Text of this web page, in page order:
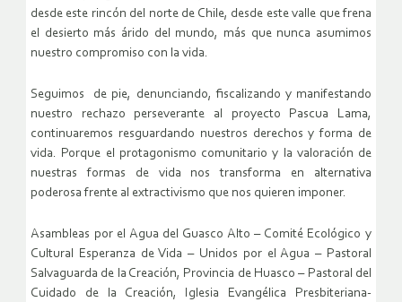
desde este rincón del norte de Chile, desde este valle que frena
el desierto más árido del mundo, más que nunca asumimos
nuestro compromiso con la vida.
Seguimos de pie, denunciando, fiscalizando y manifestando
nuestro rechazo perseverante al proyecto Pascua Lama,
continuaremos resguardando nuestros derechos y forma de
vida. Porque el protagonismo comunitario y la valoración de
nuestras formas de vida nos transforma en alternativa
poderosa frente al extractivismo que nos quieren imponer.
Asambleas por el Agua del Guasco Alto – Comité Ecológico y
Cultural Esperanza de Vida – Unidos por el Agua – Pastoral
Salvaguarda de la Creación, Provincia de Huasco – Pastoral del
Cuidado de la Creación, Iglesia Evangélica Presbiteriana-